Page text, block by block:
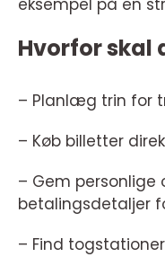
eksempel på en
Hvorfor skal
– Planlæg trin for
– Køb billetter
– Gem personlige
betalingsdetaljer
– Find